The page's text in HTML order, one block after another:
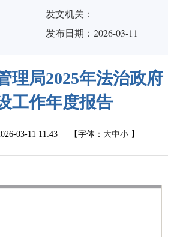
发文机关：
发布日期：2026-03-11
理局2025年法治政府
工作年度报告
03-11 11:43 【字体： 大中小 】